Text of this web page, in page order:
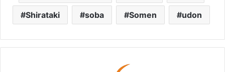
Shirataki soba Somen udon